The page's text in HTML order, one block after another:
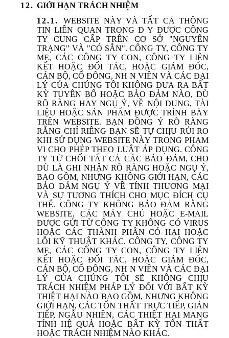
GIỚI HẠN TRÁCH NHIỆM
WEBSITE NÀY VÀ TẤT CẢ THÔNG
TIN LIÊN QUAN TRONG Đ Y ĐƯỢC CÔNG
TY CUNG CẤP TRÊN CƠ SỞ "NGUYÊN
TRẠNG" VÀ "CÓ SẴN". CÔNG TY, CÔNG TY
MẸ, CÁC CÔNG TY CON, CÔNG TY LIÊN
KẾT HOẶC ĐỐI TÁC, HOẶC GIÁM ĐỐC,
CÁN BỘ, CỔ ĐÔNG, NH N VIÊN VÀ CÁC ĐẠI
LÝ CỦA CHÚNG TÔI KHÔNG ĐƯA RA BẤT
KỲ TUYÊN BỐ HOẶC BẢO ĐẢM NÀO, DÙ
RÕ RÀNG HAY NGỤ Ý, VỀ NỘI DUNG, TÀI
LIỆU HOẶC SẢN PHẨM ĐƯỢC TRÌNH BÀY
TRÊN WEBSITE. BẠN ĐỒNG Ý RÕ RÀNG
RẰNG CHỈ RIÊNG BẠN SẼ TỰ CHỊU RỦI RO
KHI SỬ DỤNG WEBSITE NÀY TRONG PHẠM
VI CHO PHÉP THEO LUẬT ÁP DỤNG. CÔNG
TY TỪ CHỐI TẤT CẢ CÁC BẢO ĐẢM, CHO
DÙ LÀ GHI NHẬN RÕ RÀNG HOẶC NGỤ Ý,
BAO GỒM, NHƯNG KHÔNG GIỚI HẠN, CÁC
BẢO ĐẢM NGỤ Ý VỀ TÍNH THƯƠNG MẠI
VÀ SỰ TƯƠNG THÍCH CHO MỤC ĐÍCH CỤ
THỂ. CÔNG TY KHÔNG BẢO ĐẢM RẰNG
WEBSITE, CÁC MÁY CHỦ HOẶC E-MAIL
ĐƯỢC GỬI TỪ CÔNG TY KHÔNG CÓ VIRUS
HOẶC CÁC THÀNH PHẦN CÓ HẠI HOẶC
LỖI KỸ THUẬT KHÁC. CÔNG TY, CÔNG TY
MẸ, CÁC CÔNG TY CON, CÔNG TY LIÊN
KẾT HOẶC ĐỐI TÁC, HOẶC GIÁM ĐỐC,
CÁN BỘ, CỔ ĐÔNG, NH N VIÊN VÀ CÁC ĐẠI
LÝ CỦA CHÚNG TÔI SẼ KHÔNG CHỊU
TRÁCH NHIỆM PHÁP LÝ ĐỐI VỚI BẤT KỲ
THIỆT HẠI NÀO BAO GỒM, NHƯNG KHÔNG
GIỚI HẠN, CÁC TỔN THẤT TRỰC TIẾP, GIÁN
TIẾP, NGẪU NHIÊN, CÁC THIỆT HẠI MANG
TÍNH HỆ QUẢ HOẶC BẤT KỲ TỔN THẤT
HOẶC TRÁCH NHIỆM NÀO KHÁC.